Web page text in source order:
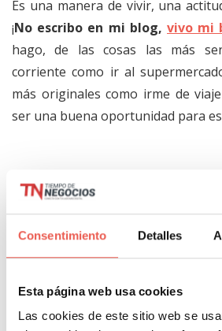
Consentimiento Detalles
Esta página web usa cookies
Las cookies de este sitio web se
Es una manera de vivir, una
¡No escribo en mi blog, vivo mi
hago, de las cosas las más
corriente como ir al
más originales como irme de
ser una buena oportunidad para
Con este artículo, mi intención
empezar 2017 con un blog. Hay
que podéis usar. Mi favorita es
vuestros artículos. ¡Lo prometo!